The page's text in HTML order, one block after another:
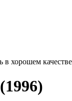
хорошем